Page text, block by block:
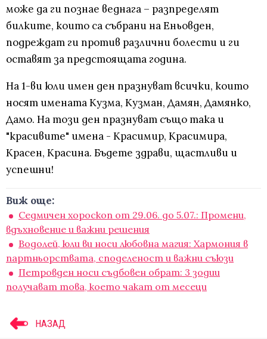
може да ги познае веднага – разпределят
билките, които са събрани на Еньовден,
подреждат ги против различни болести и ги
оставят за предстоящата година.
На 1-ви юли имен ден празнуват всички, които
носят имената Кузма, Кузман, Дамян, Дамянко,
Дамо. На този ден празнуват също така и
"красивите" имена - Красимир, Красимира,
Красен, Красина. Бъдете здрави, щастливи и
успешни!
Виж още:
Седмичен хороскоп от 29.06. до 5.07.: Промени,
вдъхновение и важни решения
Водолей, юли ви носи любовна магия: Хармония в
партньорствата, споделеност и важни съюзи
Петровден носи съдбовен обрат: 3 зодии
получават това, което чакат от месеци
НАЗАД